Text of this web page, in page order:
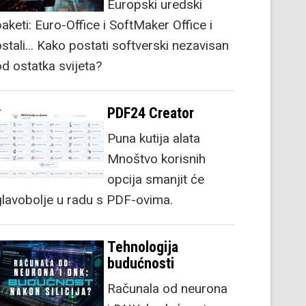
Europski uredski
Euro-Office i SoftMaker Office i
Kako postati softverski nezavisan
ostatka svijeta?
PDF24 Creator
Puna kutija alata
Mnoštvo korisnih
opcija smanjit će
u radu s PDF-ovima.
Tehnologija
budućnosti
Računala od neurona